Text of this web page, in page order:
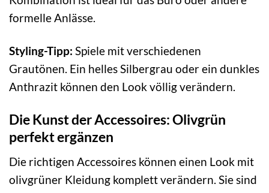
formelle Anlässe.
Styling-Tipp: Spiele mit verschiedenen
Grautönen. Ein helles Silbergrau oder ein dunkles
Anthrazit können den Look völlig verändern.
Die Kunst der Accessoires: Olivgrün
perfekt ergänzen
Die richtigen Accessoires können einen Look mit
olivgrüner Kleidung komplett verändern. Sie sind